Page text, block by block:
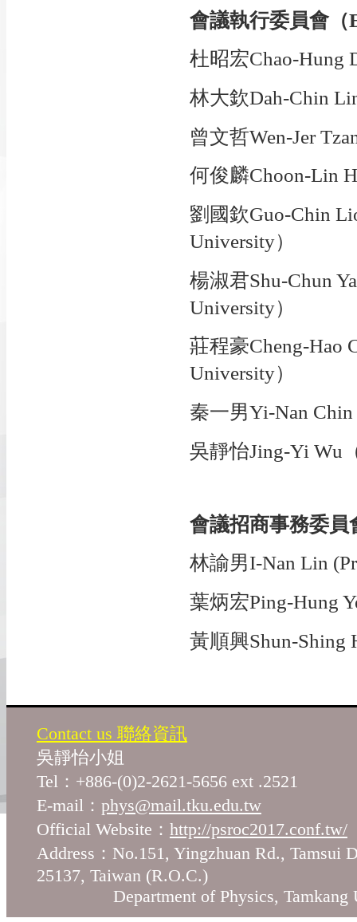
會議執行委員會（
杜昭宏Chao-Hung
林大欽Dah-Chin
曾文哲Wen-Jer
何俊麟Choon-Lin
劉國欽Guo-Chin
University）
楊淑君Shu-Chun
University）
莊程豪Cheng-Hao
University）
秦一男Yi-Nan Chin
吳靜怡Jing-Yi Wu
會議招商事務委員
林諭男I-Nan Lin
葉炳宏Ping-Hung
黃順興Shun-Shing
Contact us 聯絡資訊
吳靜怡小姐
Tel：+886-(0)2-2621-5656 ext .2521
E-mail： phys@mail.tku.edu.tw
Official Website： http://psroc2017.conf.tw/
Address：No.151, Yingzhuan Rd., Tamsui
25137, Taiwan (R.O.C.)
Department of Physics, Tamkang